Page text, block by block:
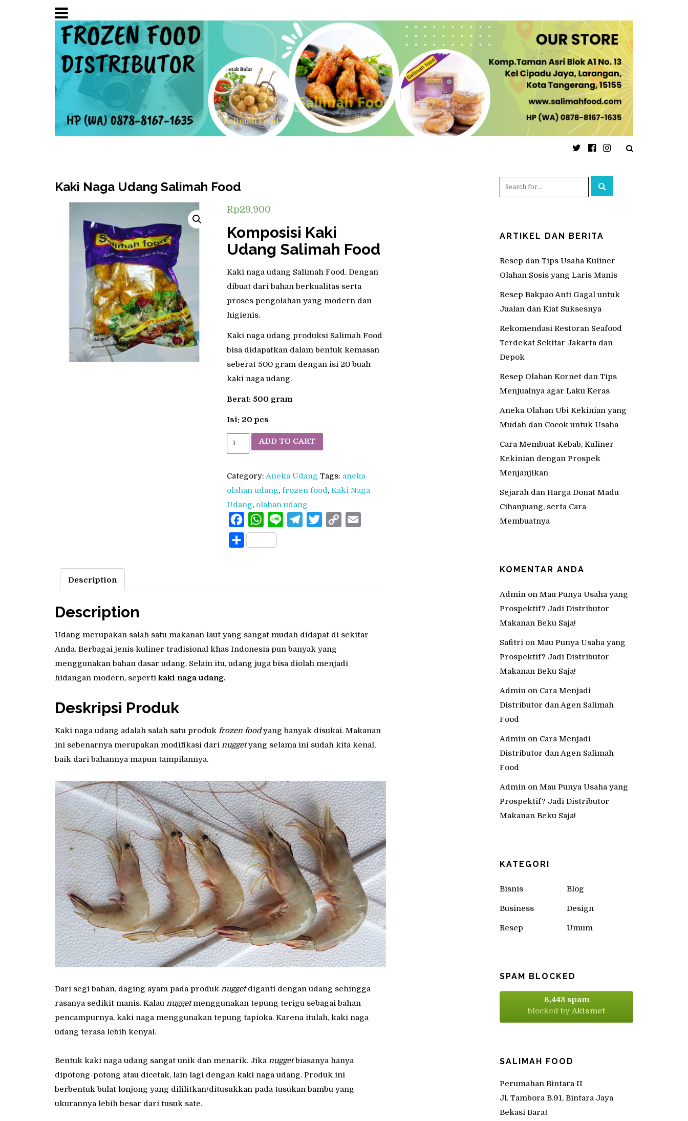
TwitterFacebookInstagram
Kaki Naga Udang Salimah Food
Rp29,900
Komposisi Kaki
Udang Salimah Food
Kaki naga udang Salimah Food. Dengan
dibuat dari bahan berkualitas serta
proses pengolahan yang modern dan
higienis.
Kaki naga udang produksi Salimah Food
bisa didapatkan dalam bentuk kemasan
seberat 500 gram dengan isi 20 buah
kaki naga udang.
Berat: 500 gram
Isi: 20 pcs
Kaki
Naga
Salimah
quantity
ADD TO CART
Category:Aneka Udang Tags: aneka
olahan udang,frozen food,Kaki Naga
Udang, olahan udang
FacebookWhatsApp
Line TelegramTwitterCopy
Share
Description
Description
Udang merupakan salah satu makanan laut yang sangat mudah didapat di sekitar
Anda. Berbagai jenis kuliner tradisional khas Indonesia pun banyak yang
menggunakan bahan dasar udang. Selain itu, udang juga bisa diolah menjadi
hidangan modern, sepertikaki naga udang.
Deskripsi Produk
Kaki naga udang adalah salah satu produk frozen foodyang banyak disukai. Makanan
ini sebenarnya merupakan modifikasi dari nuggetyang selama ini sudah kita kenal,
baik dari bahannya mapun tampilannya.
Dari segi bahan, daging ayam pada produk nuggetdiganti dengan udang sehingga
rasanya sedikit manis. Kalau nuggetmenggunakan tepung terigu sebagai bahan
pencampurnya, kaki naga menggunakan tepung tapioka. Karena itulah, kaki naga
udang terasa lebih kenyal.
Bentuk kaki naga udang sangat unik dan menarik. Jika nuggetbiasanya hanya
dipotong-potong atau dicetak, lain lagi dengan kaki naga udang. Produk ini
berbentuk bulat lonjong yang dililitkan/ditusukkan pada tusukan bambu yang
ukurannya lebih besar dari tusuk sate.
ARTIKEL DAN BERITA
Resep dan Tips Usaha Kuliner
Olahan Sosis yang Laris Manis
Resep Bakpao Anti Gagal untuk
Jualan dan Kiat Suksesnya
Rekomendasi Restoran Seafood
Terdekat Sekitar Jakarta dan
Depok
Resep Olahan Kornet dan Tips
Menjualnya agar Laku Keras
Aneka Olahan Ubi Kekinian yang
Mudah dan Cocok untuk Usaha
Cara Membuat Kebab, Kuliner
Kekinian dengan Prospek
Menjanjikan
Sejarah dan Harga Donat Madu
Cihanjuang, serta Cara
Membuatnya
KOMENTAR ANDA
Admin onMau Punya Usaha yang
Prospektif? Jadi Distributor
Makanan Beku Saja!
Safitri onMau Punya Usaha yang
Prospektif? Jadi Distributor
Makanan Beku Saja!
Admin on Cara Menjadi
Distributor dan Agen Salimah
Food
Admin on Cara Menjadi
Distributor dan Agen Salimah
Food
Admin onMau Punya Usaha yang
Prospektif? Jadi Distributor
Makanan Beku Saja!
KATEGORI
Bisnis Blog
Business Design
Resep Umum
SPAM BLOCKED
6,443 spam
blocked byAkismet
SALIMAH FOOD
Perumahan Bintara II
Jl. Tambora B.91, Bintara Jaya
Bekasi Barat